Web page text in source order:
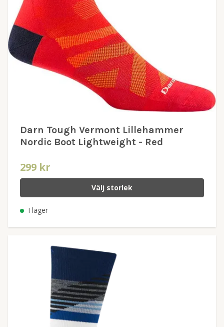
Darn Tough Vermont Lillehammer
Nordic Boot Lightweight - Red
299 kr
Välj storlek
I lager